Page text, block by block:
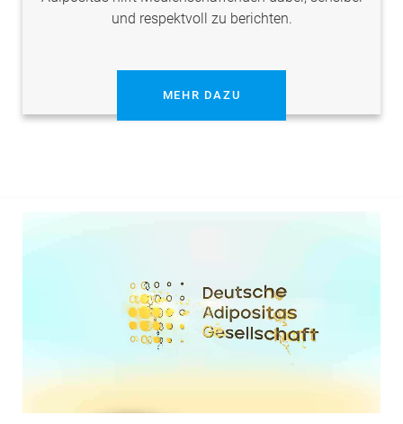
und respektvoll zu berichten.
MEHR DAZU